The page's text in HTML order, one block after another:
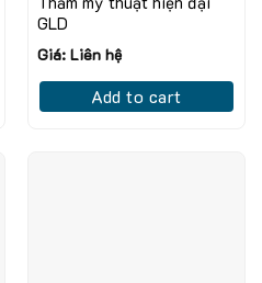
GLD
Giá: Liên hệ
Add to cart